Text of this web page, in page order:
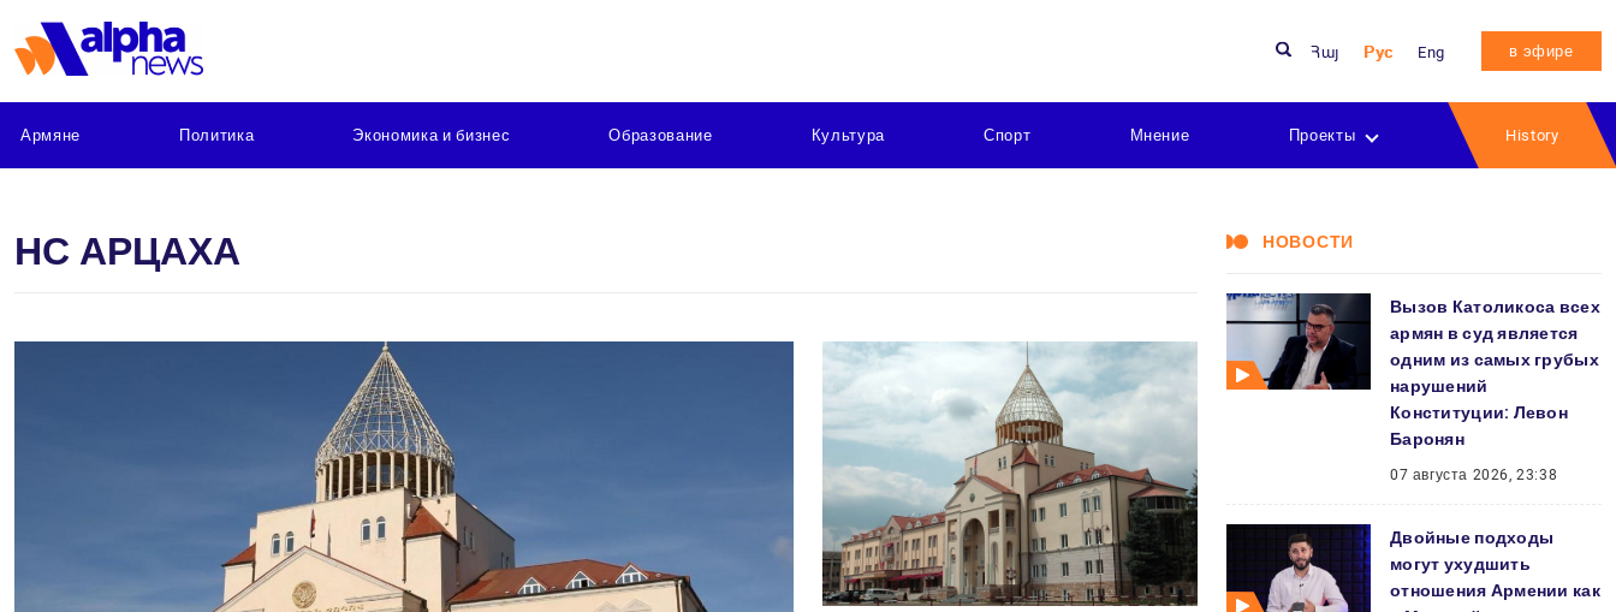
Հայ Рус Eng в эфире
Армяне Политика Экономика и бизнес Образование Культура Спорт Мнение Проекты History
НС АРЦАХА НОВОСТИ
Вызов Католикоса всех
армян в суд является
одним из самых грубых
нарушений
Конституции: Левон
Баронян
07 августа 2026, 23:38
Двойные подходы
могут ухудшить
отношения Армении как